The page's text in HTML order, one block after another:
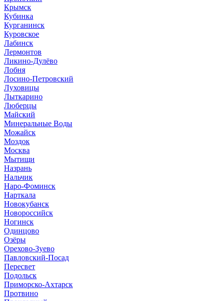
Крымск
Кубинка
Курганинск
Куровское
Лабинск
Лермонтов
Ликино-Дулёво
Лобня
Лосино-Петровский
Луховицы
Лыткарино
Люберцы
Майский
Минеральные Воды
Можайск
Моздок
Москва
Мытищи
Назрань
Нальчик
Наро-Фоминск
Нарткала
Новокубанск
Новороссийск
Ногинск
Одинцово
Озёры
Орехово-Зуево
Павловский-Посад
Пересвет
Подольск
Приморско-Ахтарск
Протвино